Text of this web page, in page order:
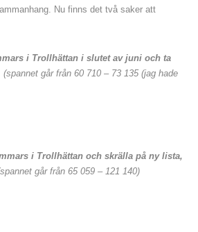
Nu finns det två saker att
i Trollhättan i slutet av juni och ta
(spannet går från 60 710 – 73 135 (jag hade
i Trollhättan och skrälla på ny lista,
går från 65 059 – 121 140)